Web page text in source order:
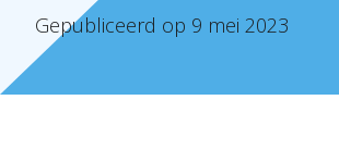
Gepubliceerd op 9 mei 2023